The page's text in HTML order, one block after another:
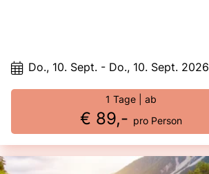
Do., 10. Sept. - Do., 10. Sept. 2026
1 Tage | ab
€ 89,- pro Person